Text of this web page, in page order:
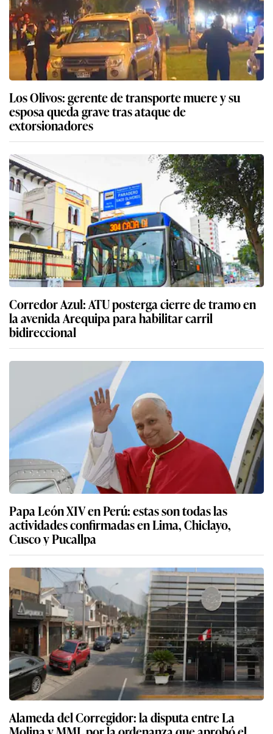
Los Olivos: gerente de transporte muere y su
esposa queda grave tras ataque de
extorsionadores
Corredor Azul: ATU posterga cierre de tramo en
la avenida Arequipa para habilitar carril
bidireccional
Papa León XIV en Perú: estas son todas las
actividades confirmadas en Lima, Chiclayo,
Cusco y Pucallpa
Alameda del Corregidor: la disputa entre La